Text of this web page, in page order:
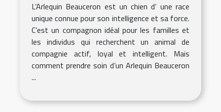
L’Arlequin Beauceron est un chien d’ une race
unique connue pour son intelligence et sa force.
C’est un compagnon idéal pour les familles et
les individus qui recherchent un animal de
compagnie actif, loyal et intelligent. Mais
comment prendre soin d’un Arlequin Beauceron
...